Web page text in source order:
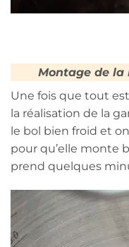
Montage de la
Une fois que tout
la réalisation de la
le bol bien froid et
pour qu’elle monte
prend quelques